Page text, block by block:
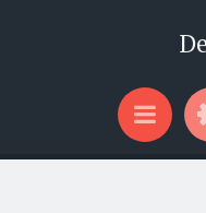
Menu